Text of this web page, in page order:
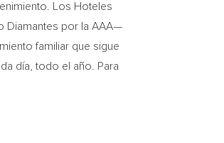
Los Hoteles
Diamantes por la AAA—
familiar que sigue
día, todo el año. Para